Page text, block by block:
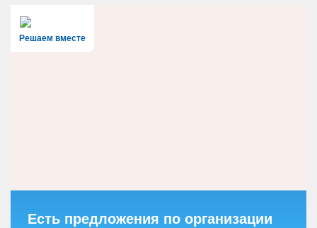
Решаем вместе
Есть предложения по организации